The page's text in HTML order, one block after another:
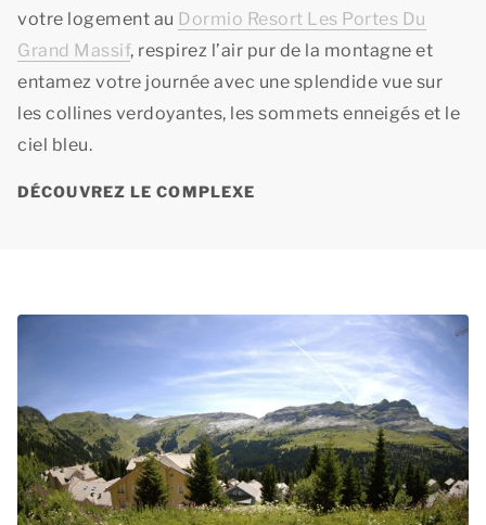
votre logement au Dormio Resort Les Portes Du
Grand Massif, respirez l’air pur de la montagne et
entamez votre journée avec une splendide vue sur
les collines verdoyantes, les sommets enneigés et le
ciel bleu.
DÉCOUVREZ LE COMPLEXE